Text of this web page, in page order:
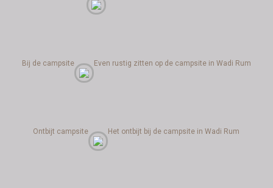
Bij de campsite Even rustig zitten op de campsite in Wadi Rum
Ontbijt campsite Het ontbijt bij de campsite in Wadi Rum